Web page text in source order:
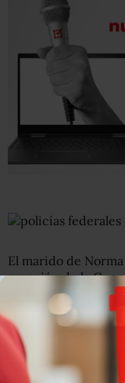
El marido de
creación de la
gobierno de
inminente
a presentar la
nuevo cuerpo.